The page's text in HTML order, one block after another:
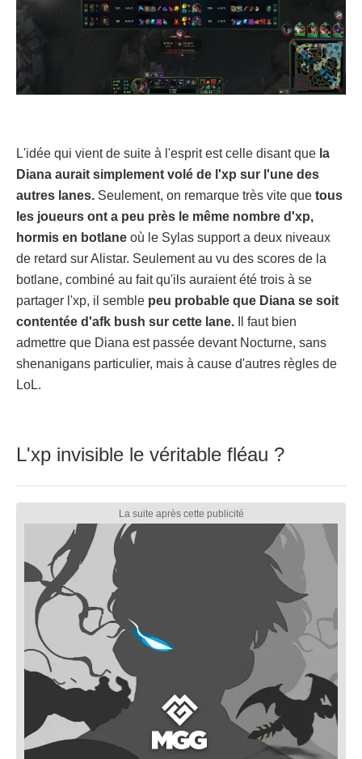
L'idée qui vient de suite à l'esprit est celle disant que la
Diana aurait simplement volé de l'xp sur l'une des
autres lanes. Seulement, on remarque très vite que tous
les joueurs ont a peu près le même nombre d'xp,
hormis en botlane où le Sylas support a deux niveaux
de retard sur Alistar. Seulement au vu des scores de la
botlane, combiné au fait qu'ils auraient été trois à se
partager l'xp, il semble peu probable que Diana se soit
contentée d'afk bush sur cette lane. Il faut bien
admettre que Diana est passée devant Nocturne, sans
shenanigans particulier, mais à cause d'autres règles de
LoL.
L'xp invisible le véritable fléau ?